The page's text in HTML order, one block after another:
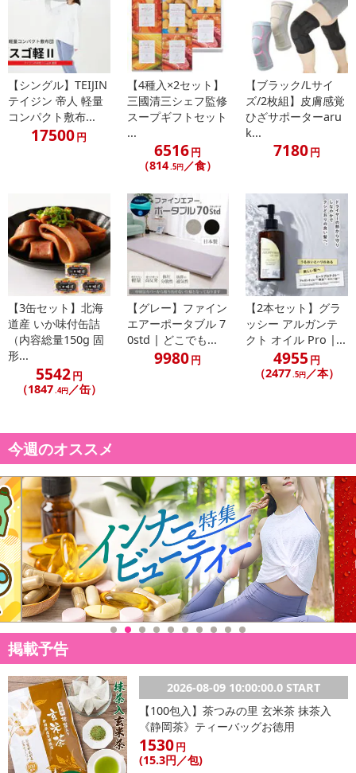
●目に入った場合は、こすらずにすぐに水かぬるま湯で洗い流して
●直射日光や高温多湿を避け、お子様の手の届かないところに保管
してください。
●使用後は必ずしっかりフタをしめてください。
注意事項
【賞味・消費期限のある商品について】
【キャンセルについて】
※お申込み後のキャンセルはお受けできません。
記載されている内容を必ずご確認いただき、お届けする商品セット
にご納得いただきましたうえでお申し込みください。
※パッケージ変更や商品リニューアル（成分など含む）等により、
参考の掲載画像や画像内のバーコードなど、お届け商品と多少異な
る場合がございます。
また、[新たな加工食品の原料原産地表示制度]の経過措置期間の終
了により、商品詳細内に記載の原産国・原材料の表記が旧表記の場
合がございます。
によるお申込み後のキャンセル・返品交換は対応いたしかねます。
※お支払い方法は、電話料金合算払い、クレジットカード払い、dポ
イントがご利用いただけます。
【発送・お届け・商品について】
※お申込み頂きました商品の同梱、お届けの日時指定はいたしかね
ます。
※お客様のご都合でお受取りいただけない場合、商品の再発送や返
金はいたしかねます。
また、お届け日時のご指定は、お受けできません。宅配業者からの
不在票にてご対応ください。
※発送予定日は前後する場合がございます。また商品によって発送
日が異なります。
※dショッピングサンプル百貨店よりお届けする商品は、ご利用いた
だいた後のご感想をいただくことを目的としており、転売等は固く
禁じます。
転売等、目的以外での利用が確認された場合は、サービス利用を停
【シングル】TEIJIN
テイジン 帝人 軽量
コンパクト敷布...
17500円
【4種入×2セット】
三國清三シェフ監修
スープギフトセット
...
6516円
（814.5円／食）
【ブラック/Lサイ
ズ/2枚組】皮膚感覚
ひざサポーターaru
k...
7180円
【3缶セット】北海
道産 いか味付缶詰
（内容総量150g 固
形...
5542円
（1847.4円／缶）
【グレー】ファイン
エアーポータブル 7
0std | どこでも...
9980円
【2本セット】グラ
ッシー アルガンテ
クト オイル Pro |...
4955 円
（2477.5円／本）
今週のオススメ
掲載予告
2026-08-09 10:00:00.0 START
【100包入】茶つみの里 玄米茶 抹茶入
《静岡茶》ティーバッグお徳用
1530円
(15.3円 ／包)